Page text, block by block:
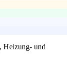
Heizung- und